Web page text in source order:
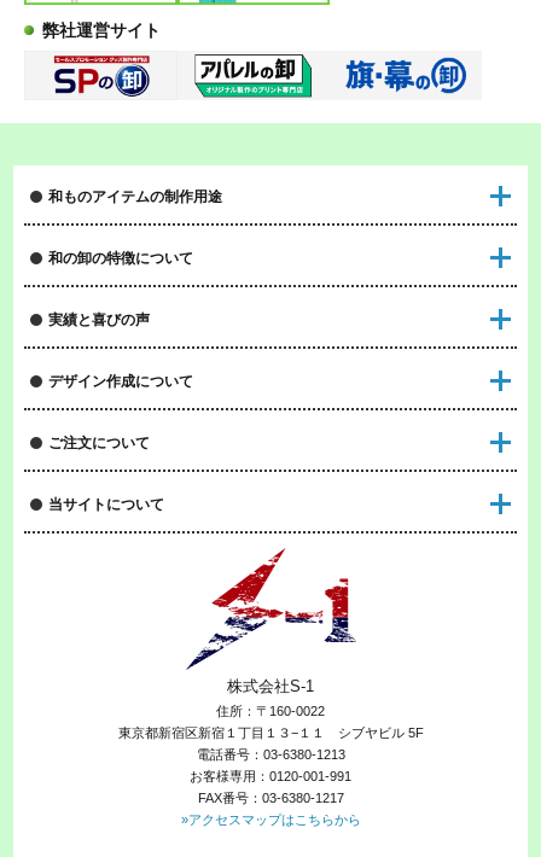
弊社運営サイト
和ものアイテムの制作用途
和の卸の特徴について
実績と喜びの声
デザイン作成について
ご注文について
当サイトについて
株式会社S-1
住所：〒160-0022
東京都新宿区新宿１丁目１３−１１ シブヤビル 5F
電話番号：03-6380-1213
お客様専用：0120-001-991
FAX番号：03-6380-1217
»アクセスマップはこちらから